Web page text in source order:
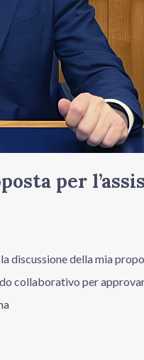
per
discussione della mia
collaborativo per